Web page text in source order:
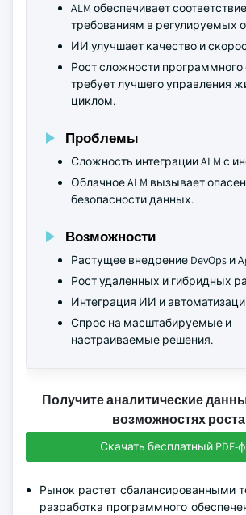
ALM обеспечивает соответствие
требованиям в регулируемых
ИИ улучшает качество и
Рост сложности программного
требует лучшего управления
циклом.
Проблемы
Сложность интеграции ALM с
Облачное ALM вызывает
безопасности данных.
Возможности
Растущее внедрение DevOps и
Рост удаленных и гибридных
Интеграция ИИ и
Спрос на масштабируемые и
настраиваемые решения.
Получите аналитические
возможностях
Скачать бесплатный PDF-
Рынок растет сбалансированными
разработка программного